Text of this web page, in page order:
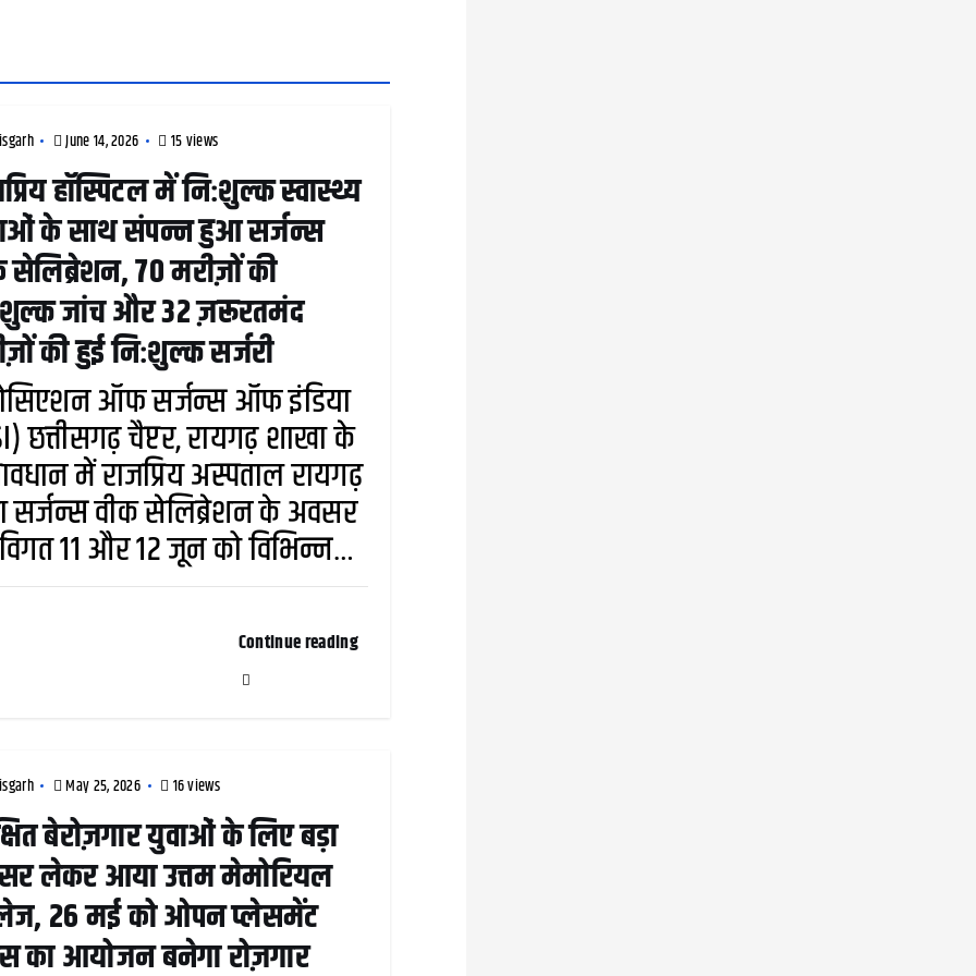
June 14, 2026 15 views
हॉस्पिटल में निःशुल्क स्वास्थ्य
के साथ संपन्न हुआ सर्जन्स
सेलिब्रेशन, 70 मरीज़ों की
जांच और 32 ज़रूरतमंद
की हुई निःशुल्क सर्जरी
ऑफ सर्जन्स ऑफ इंडिया
छत्तीसगढ़ चैप्टर, रायगढ़ शाखा के
में राजप्रिय अस्पताल रायगढ़
सर्जन्स वीक सेलिब्रेशन के अवसर
11 और 12 जून को विभिन्न…
Continue reading
May 25, 2026 16 views
बेरोज़गार युवाओं के लिए बड़ा
लेकर आया उत्तम मेमोरियल
26 मई को ओपन प्लेसमेंट
का आयोजन बनेगा रोज़गार